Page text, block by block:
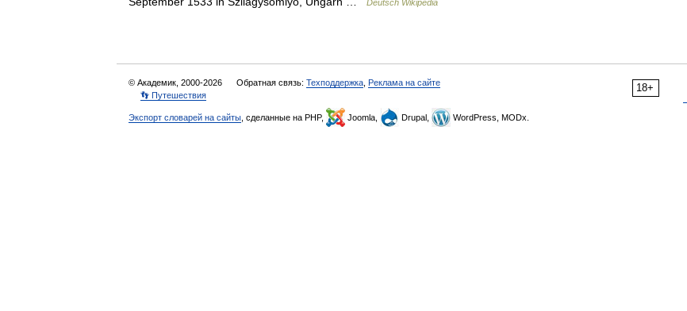
Deutsch Wikipedia
18+
© Академик, 2000-2026 Обратная связь: Техподдержка Реклама на сайте
👣 Путешествия
Экспорт словарей на сайты , сделанные на PHP, Joomla, Drupal, WordPress, MODx.